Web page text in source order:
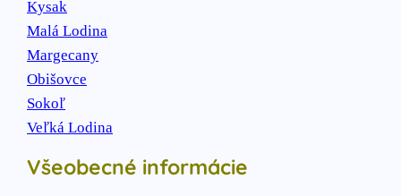
Kysak
Malá Lodina
Margecany
Obišovce
Sokoľ
Veľká Lodina
Všeobecné informácie